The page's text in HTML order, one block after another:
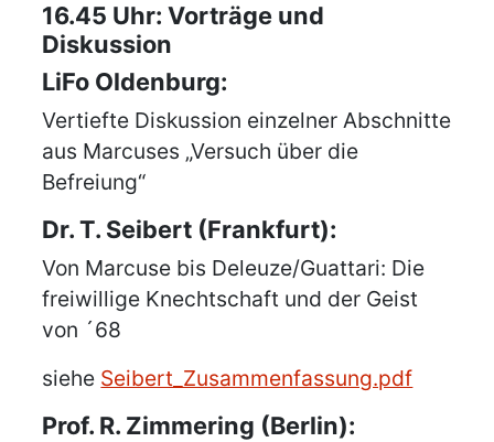
16.45 Uhr: Vorträge und
Diskussion
LiFo Oldenburg:
Vertiefte Diskussion einzelner Abschnitte
aus Marcuses „Versuch über die
Befreiung“
Dr. T. Seibert (Frankfurt):
Von Marcuse bis Deleuze/Guattari: Die
freiwillige Knechtschaft und der Geist
von ´68
siehe Seibert_Zusammenfassung.pdf
Prof. R. Zimmering (Berlin):